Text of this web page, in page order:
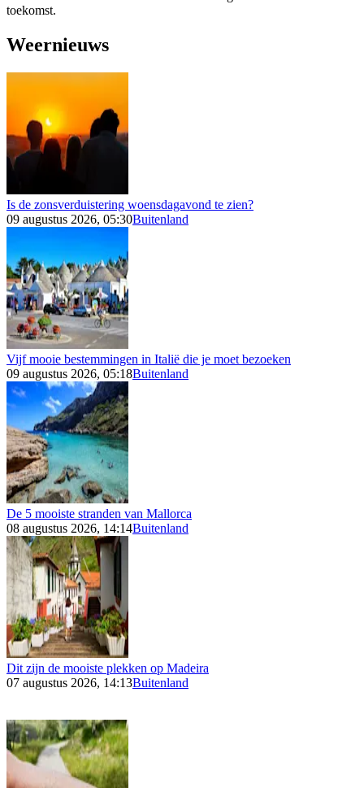
toekomst.
Weernieuws
Is de zonsverduistering woensdagavond te zien?
09 augustus 2026, 05:30Buitenland
Vijf mooie bestemmingen in Italië die je moet bezoeken
09 augustus 2026, 05:18Buitenland
De 5 mooiste stranden van Mallorca
08 augustus 2026, 14:14Buitenland
Dit zijn de mooiste plekken op Madeira
07 augustus 2026, 14:13Buitenland